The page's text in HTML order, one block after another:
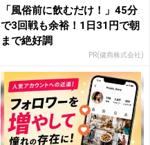
「風俗前に飲むだけ！」45分
で3回戦も余裕！1日31円で朝
まで絶好調
PR(健商株式会社)